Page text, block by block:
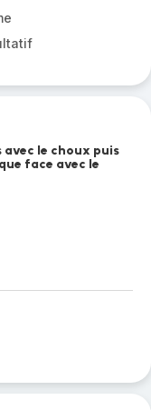
avec le choux puis
face avec le